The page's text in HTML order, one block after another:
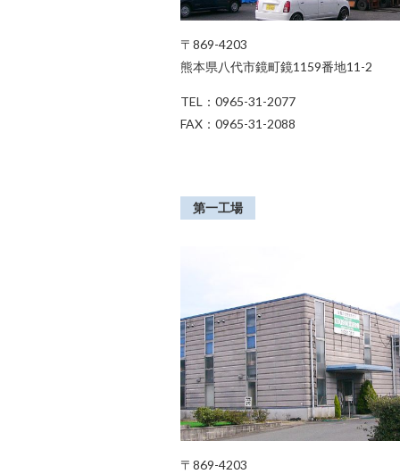
〒869-4203
熊本県八代市鏡町鏡1159番地11-2
TEL： 0965-31-2077
FAX： 0965-31-2088
第一工場
〒869-4203